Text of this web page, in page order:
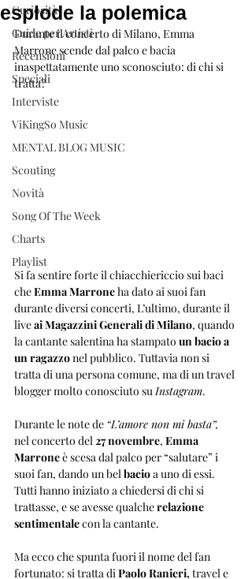
Curiosità
Guide per Artisti
Recensioni
Speciali
Interviste
ViKingSo Music
MENTAL BLOG MUSIC
Scouting
Novità
Song Of The Week
Charts
Playlist
esplode la polemica
Durante il concerto di Milano, Emma
Marrone scende dal palco e bacia
inaspettatamente uno sconosciuto: di chi si
tratta?
Si fa sentire forte il chiacchiericcio sui baci
che Emma Marrone ha dato ai suoi fan
durante diversi concerti, L’ultimo, durante il
live ai Magazzini Generali di Milano, quando
la cantante salentina ha stampato un bacio a
un ragazzo nel pubblico. Tuttavia non si
tratta di una persona comune, ma di un travel
blogger molto conosciuto su Instagram.
Durante le note de “L’amore non mi basta”,
nel concerto del 27 novembre, Emma
Marrone è scesa dal palco per “salutare” i
suoi fan, dando un bel bacio a uno di essi.
Tutti hanno iniziato a chiedersi di chi si
trattasse, e se avesse qualche relazione
sentimentale con la cantante.
Ma ecco che spunta fuori il nome del fan
fortunato: si tratta di Paolo Ranieri, travel e